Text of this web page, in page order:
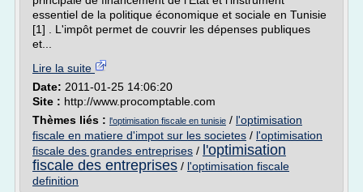
essentiel de la politique économique et sociale en Tunisie
[1] . L'impôt permet de couvrir les dépenses publiques
et...
Lire la suite
Date: 2011-01-25 14:06:20
Site : http://www.procomptable.com
Thèmes liés : l'optimisation fiscale en tunisie / l'optimisation
fiscale en matiere d'impot sur les societes / l'optimisation
fiscale des grandes entreprises / l'optimisation
fiscale des entreprises / l'optimisation fiscale
definition